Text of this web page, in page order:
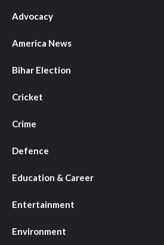
Advocacy
America News
Bihar Election
Cricket
Crime
Defence
Education & Career
Entertainment
Environment